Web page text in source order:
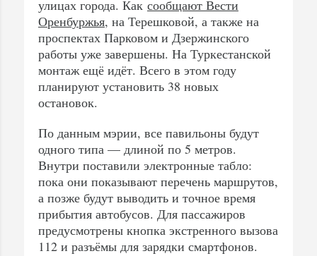
улицах города. Как сообщают Вести
Оренбуржья, на Терешковой, а также на
проспектах Парковом и Дзержинского
работы уже завершены. На Туркестанской
монтаж ещё идёт. Всего в этом году
планируют установить 38 новых
остановок.
По данным мэрии, все павильоны будут
одного типа — длиной по 5 метров.
Внутри поставили электронные табло:
пока они показывают перечень маршрутов,
а позже будут выводить и точное время
прибытия автобусов. Для пассажиров
предусмотрены кнопка экстренного вызова
112 и разъёмы для зарядки смартфонов.